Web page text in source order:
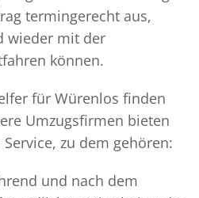
termingerecht aus,
wieder mit der
können.
für Würenlos finden
Umzugsfirmen bieten
zu dem gehören:
und nach dem